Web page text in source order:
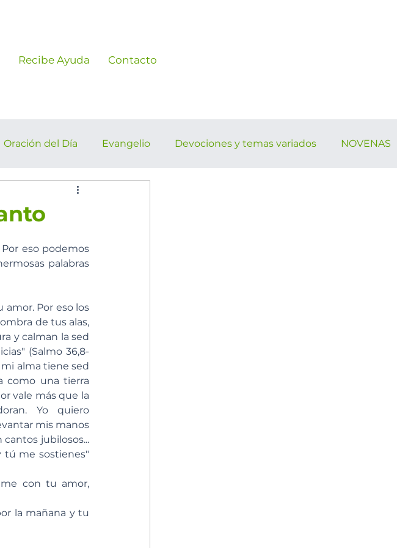
Recibe Ayuda Contacto
Oración del Día Evangelio Devociones y temas variados NOVENAS
eso podemos
palabras
amor. Por eso los
de tus alas,
y calman la sed
(Salmo 36,8-
alma tiene sed
como una tierra
vale más que la
Yo quiero
mis manos
jubilosos...
tú me sostienes"
con tu amor,
la mañana y tu